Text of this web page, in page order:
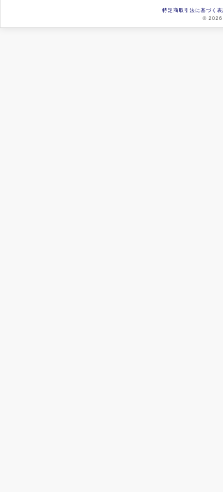
特定商取引法に基づく
© 2026